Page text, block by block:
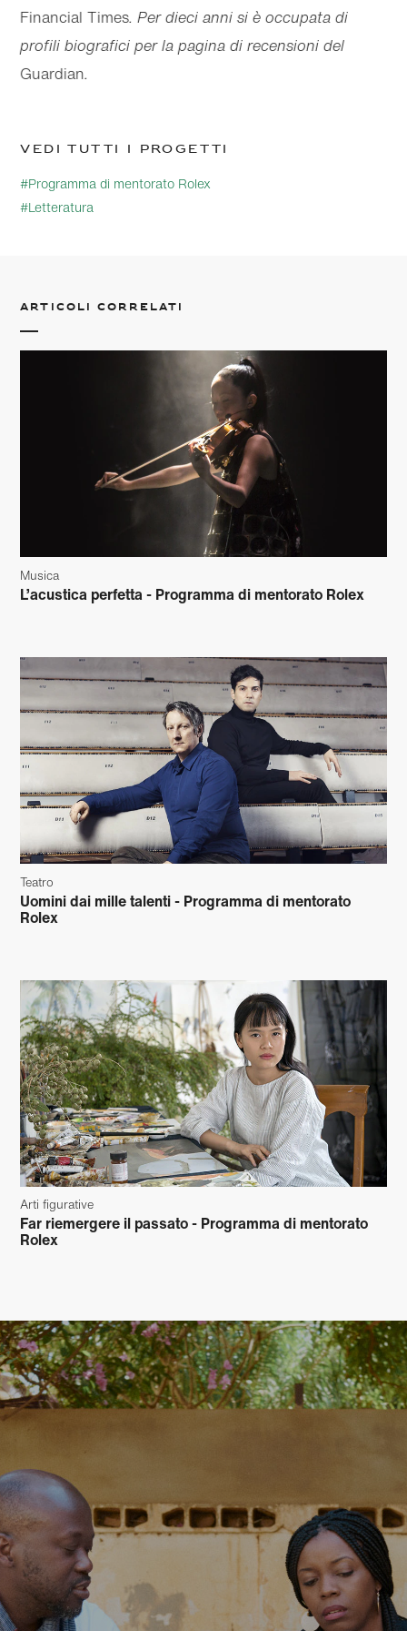
Financial Times. Per dieci anni si è occupata di
profili biografici per la pagina di recensioni del
Guardian.
Vedi tutti i progetti
#Programma di mentorato Rolex
#Letteratura
Articoli correlati
Musica
L’acustica perfetta - Programma di mentorato Rolex
Teatro
Uomini dai mille talenti - Programma di mentorato
Rolex
Arti figurative
Far riemergere il passato - Programma di mentorato
Rolex